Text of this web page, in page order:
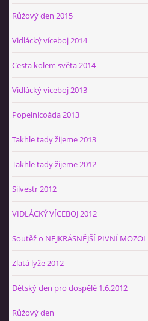
Růžový den 2015
Vidlácký víceboj 2014
Cesta kolem světa 2014
Vidlácký víceboj 2013
Popelnicoáda 2013
Takhle tady žijeme 2013
Takhle tady žijeme 2012
Silvestr 2012
VIDLÁCKÝ VÍCEBOJ 2012
Soutěž o NEJKRÁSNĚJŠÍ PIVNÍ MOZOL
Zlatá lyže 2012
Dětský den pro dospělé 1.6.2012
Růžový den